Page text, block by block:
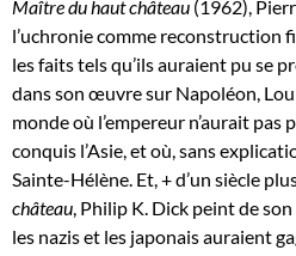
Maître du haut château (1962),
l’uchronie comme reconstruction
les faits tels qu’ils auraient pu se
dans son œuvre sur Napoléon,
monde où l’empereur n’aurait
conquis l’Asie, et où, sans
Sainte-Hélène. Et, + d’un siècle
château , Philip K. Dick peint de
les nazis et les japonais auraient